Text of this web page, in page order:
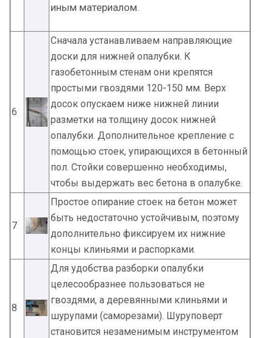
иным материалом.
6
Сначала устанавливаем направляющие
доски для нижней опалубки. К
газобетонным стенам они крепятся
простыми гвоздями 120-150 мм. Верх
досок опускаем ниже нижней линии
разметки на толщину досок нижней
опалубки. Дополнительное крепление с
помощью стоек, упирающихся в бетонный
пол. Стойки совершенно необходимы,
чтобы выдержать вес бетона в опалубке.
7
Простое опирание стоек на бетон может
быть недостаточно устойчивым, поэтому
дополнительно фиксируем их нижние
концы клиньями и распорками.
8
Для удобства разборки опалубки
целесообразнее пользоваться не
гвоздями, а деревянными клиньями и
шурупами (саморезами). Шуруповерт
становится незаменимым инструментом